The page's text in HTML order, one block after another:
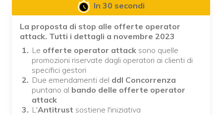
In 30 secondi
La proposta di stop alle offerte operator
attack. Tutti i dettagli a novembre 2023
Le offerte operator attack sono quelle
promozioni riservate dagli operatori ai clienti di
specifici gestori
Due emendamenti del ddl Concorrenza
puntano al bando delle offerte operator
attack
L'Antitrust sostiene l'iniziativa